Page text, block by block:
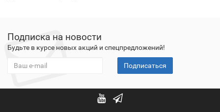
Подписка на новости
Будьте в курсе новых акций и спецпредложений!
Подписаться